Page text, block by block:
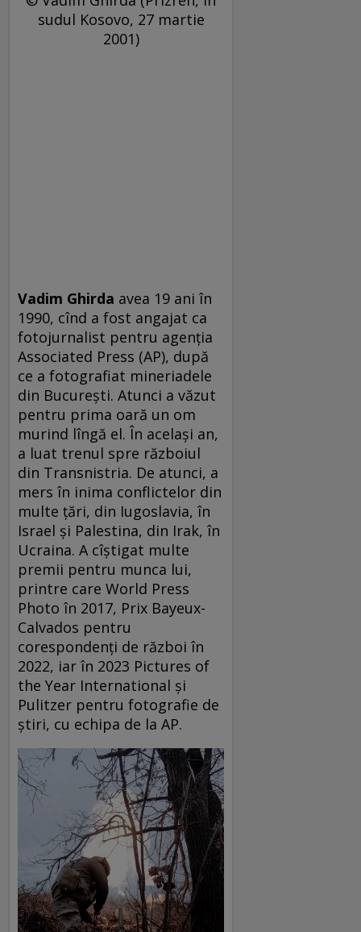
sudul Kosovo, 27 martie
2001)
Vadim Ghirda avea 19 ani în
1990, cînd a fost angajat ca
fotojurnalist pentru agenția
Associated Press (AP), după
ce a fotografiat mineriadele
din București. Atunci a văzut
pentru prima oară un om
murind lîngă el. În același an,
a luat trenul spre războiul
din Transnistria. De atunci, a
mers în inima conflictelor din
multe țări, din Iugoslavia, în
Israel și Palestina, din Irak, în
Ucraina. A cîștigat multe
premii pentru munca lui,
printre care World Press
Photo în 2017, Prix Bayeux-
Calvados pentru
corespondenți de război în
2022, iar în 2023 Pictures of
the Year International și
Pulitzer pentru fotografie de
știri, cu echipa de la AP.